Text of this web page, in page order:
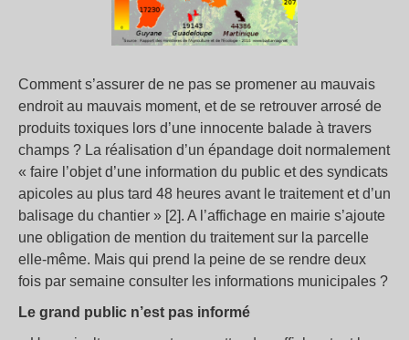
Comment s’assurer de ne pas se promener au mauvais
endroit au mauvais moment, et de se retrouver arrosé de
produits toxiques lors d’une innocente balade à travers
champs ? La réalisation d’un épandage doit normalement
« faire l’objet d’une information du public et des syndicats
apicoles au plus tard 48 heures avant le traitement et d’un
balisage du chantier » [2]. A l’affichage en mairie s’ajoute
une obligation de mention du traitement sur la parcelle
elle-même. Mais qui prend la peine de se rendre deux
fois par semaine consulter les informations municipales ?
Le grand public n’est pas informé